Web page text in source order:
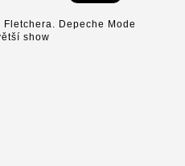
Depeche Mode
show